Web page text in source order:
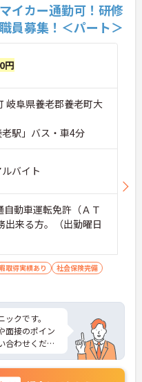
イカー通勤可！研修
員募集！＜パート＞
円
岐阜県養老郡養老町大
駅」バス・車4分
バイト
動車運転免許（ＡＴ
来る方。（出勤曜日
取得実績あり
社会保険完備
クです。
面接のポイン
合わせくださ